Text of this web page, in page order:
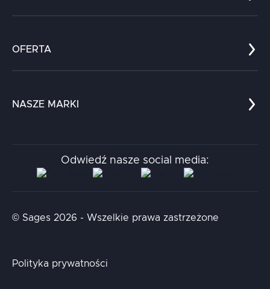
Kariera
Kontakt
OFERTA
Chatboty
NASZE MARKI
Aidapta
AI & NLP Day
Odwiedź nasze social media:
© Sages 2026 - Wszelkie prawa zastrzeżone
Polityka prywatności